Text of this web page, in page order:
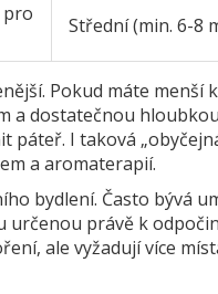
pro
Střední (min. 6-8
Pokud máte menší
a dostatečnou
I taková
a aromaterapií.
bydlení. Často bývá
právě k
ale vyžadují více